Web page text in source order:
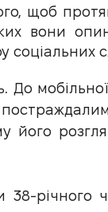
щоб
вони
соціальних
До
річного